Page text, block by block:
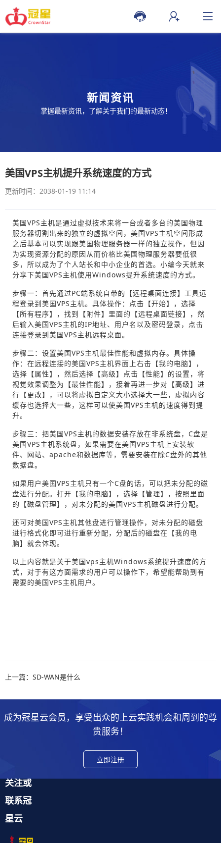
新闻资讯
掌握最新资讯，了解关于我们的最新动态！
美国VPS主机提升系统速度的方式
更新时间：2038-01-19 11:14
美国VPS主机是通过虚拟技术来将一台或者多台的美国物理
服务器切割出来的独立的虚拟空间，美国VPS主机空间形成
之后基本可以实现跟美国物理服务器一样的独立操作，但因
为实现资源分配的原因从而价格比美国物理服务器要低很
多，所以成为了个人站长和中小企业的首选。小编今天就来
分享下美国VPS主机使用Windows提升系统速度的方式。
步骤一：首先通过PC端系统自带的【远程桌面连接】工具远
程登录到美国VPS主机。具体操作：点击【开始】，选择
【所有程序】，找到【附件】里面的【远程桌面链接】，然
后输入美国VPS主机的IP地址、用户名以及密码登录，点击
连接登录到美国VPS主机远程桌面。
步骤二：设置美国VPS主机最佳性能和虚拟内存。具体操
作：在远程连接的美国VPS主机界面上右击【我的电脑】，
选择【属性】，然后选择【高级】点击【性能】的设置，将
视觉效果调整为【最佳性能】，接着再进一步对【高级】进
行【更改】，可以将虚拟自定义大小选择大一些，虚拟内容
缓存也选择大一些，这样可以使美国VPS主机的速度得到提
升。
步骤三：把美国VPS主机的数据安装存放在非系统盘，C盘是
美国VPS主机系统盘，如果需要在美国VPS主机上安装软
件、网站、apache和数据库等，需要安装在除C盘外的其他
数据盘。
如果用户美国VPS主机只有一个C盘的话，可以把未分配的磁
盘进行分配。打开【我的电脑】，选择【管理】，按照里面
的【磁盘管理】，对未分配的美国VPS主机磁盘进行分配。
还可对美国VPS主机其他盘进行管理操作，对未分配的磁盘
进行格式化即可进行重新分配，分配后的磁盘在【我的电
脑】就会体现。
以上内容就是关于美国vps主机Windows系统提升速度的方
式，对于有这方面需求的用户可以操作下，希望能帮助到有
需要的美国VPS主机用户。
上一篇：SD-WAN是什么
成为冠星云会员，享受出众的上云实践机会和周到的尊
贵服务！
立即注册
关注或
联系冠
星云